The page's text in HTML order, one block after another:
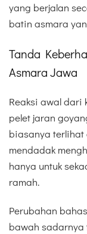
yang berjalan
batin asmara
Tanda
Asmara Jawa
Reaksi awal dari
pelet jaran
biasanya terlihat
mendadak
hanya untuk
ramah.
Perubahan
bawah sadarnya